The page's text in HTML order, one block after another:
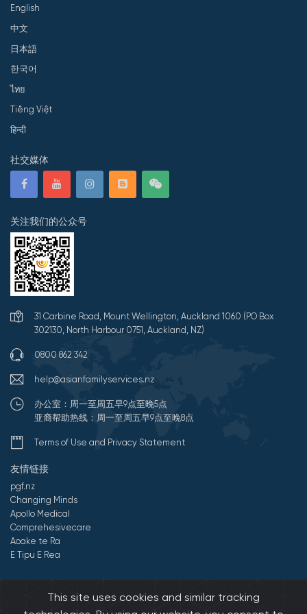
English
中文
日本語
한국어
ไทย
Tiếng Việt
हिन्दी
社交媒体
关注我们的公众号
31 Carbine Road, Mount Wellington, Auckland 1060 (PO Box
302130, North Harbour 0751, Auckland, NZ)
0800 862 342
help@asianfamilyservices.nz
办公室：周一至周五早9点至晚5点
亚裔帮助热线：周一至周五早9点至晚8点
Terms of Use and Privacy Statement
友情链接
pgf.nz
Changing Minds
Apollo Medical
Comprehesivecare
Aoake te Ra
E Tipu E Rea
Onedash.biz
This site uses cookies and similar tracking